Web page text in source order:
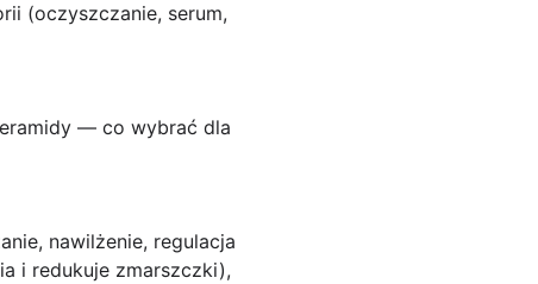
(oczyszczanie, serum,
— co wybrać dla
nawilżenie, regulacja
i redukuje zmarszczki),